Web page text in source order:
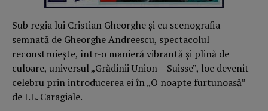
Sub regia lui Cristian Gheorghe și cu scenografia
semnată de Gheorghe Andreescu, spectacolul
reconstruiește, într-o manieră vibrantă și plină de
culoare, universul „Grădinii Union – Suisse”, loc devenit
celebru prin introducerea ei în „O noapte furtunoasă”
de I.L. Caragiale.